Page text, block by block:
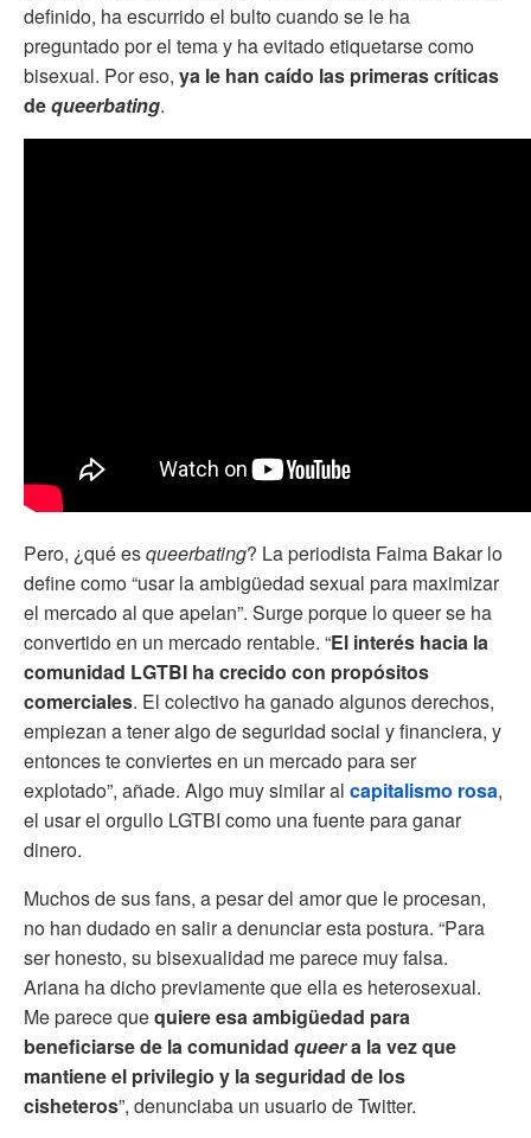
definido, ha escurrido el bulto cuando se le ha
preguntado por el tema y ha evitado etiquetarse como
bisexual. Por eso, ya le han caído las primeras críticas
dequeerbating.
Pero, ¿qué esqueerbating? La periodista Faima Bakar lo
define como “usar la ambigüedad sexual para maximizar
el mercado al que apelan”. Surge porque lo queer se ha
convertido en un mercado rentable. “El interés hacia la
comunidad LGTBI ha crecido con propósitos
comerciales. El colectivo ha ganado algunos derechos,
empiezan a tener algo de seguridad social y financiera, y
entonces te conviertes en un mercado para ser
explotado”, añade. Algo muy similar al capitalismo rosa,
el usar el orgullo LGTBI como una fuente para ganar
dinero.
Muchos de sus fans, a pesar del amor que le procesan,
no han dudado en salir a denunciar esta postura. “Para
ser honesto, su bisexualidad me parece muy falsa.
Ariana ha dicho previamente que ella es heterosexual.
Me parece quequiere esa ambigüedad para
beneficiarse de la comunidad queera la vez que
mantiene el privilegio y la seguridad de los
cisheteros”, denunciaba un usuario de Twitter.